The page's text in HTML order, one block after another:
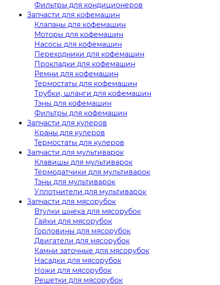
Фильтры для кондиционеров
Запчасти для кофемашин
Клапаны для кофемашин
Моторы для кофемашин
Насосы для кофемашин
Переходники для кофемашин
Прокладки для кофемашин
Ремни для кофемашин
Термостаты для кофемашин
Трубки, шланги для кофемашин
Тэны для кофемашин
Фильтры для кофемашин
Запчасти для кулеров
Краны для кулеров
Термостаты для кулеров
Запчасти для мультиварок
Клавишы для мультиварок
Термодатчики для мультиварок
Тэны для мультиварок
Уплотнители для мультиварок
Запчасти для мясорубок
Втулки шнека для мясорубок
Гайки для мясорубок
Горловины для мясорубок
Двигатели для мясорубок
Камни заточные для мясорубок
Насадки для мясорубок
Ножи для мясорубок
Решетки для мясорубок